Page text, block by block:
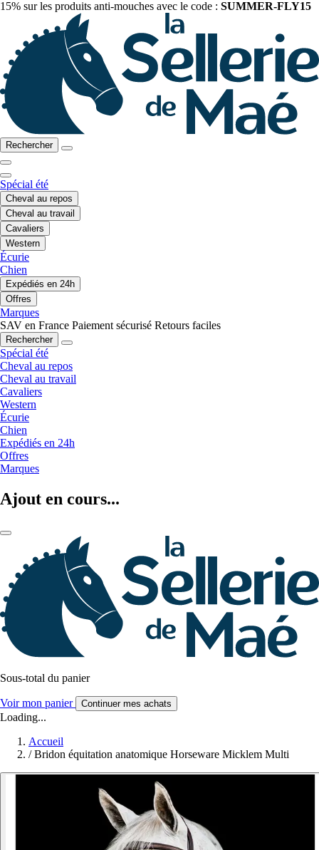
15% sur les produits anti-mouches avec le code : SUMMER-FLY15
Rechercher
Spécial été
Cheval au repos
Cheval au travail
Cavaliers
Western
Écurie
Chien
Expédiés en 24h
Offres
Marques
SAV en France Paiement sécurisé Retours faciles
Rechercher
Spécial été
Cheval au repos
Cheval au travail
Cavaliers
Western
Écurie
Chien
Expédiés en 24h
Offres
Marques
Ajout en cours...
Sous-total du panier
Voir mon panier Continuer mes achats
Loading...
Accueil
/ Bridon équitation anatomique Horseware Micklem Multi